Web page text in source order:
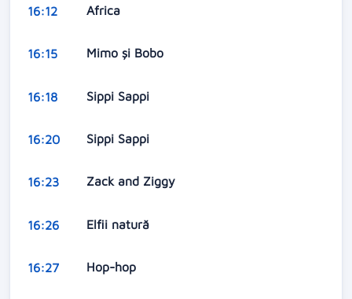
16:12 Africa
16:15 Mimo şi Bobo
16:18 Sippi Sappi
16:20 Sippi Sappi
16:23 Zack and Ziggy
16:26 Elfii natură
16:27 Hop-hop